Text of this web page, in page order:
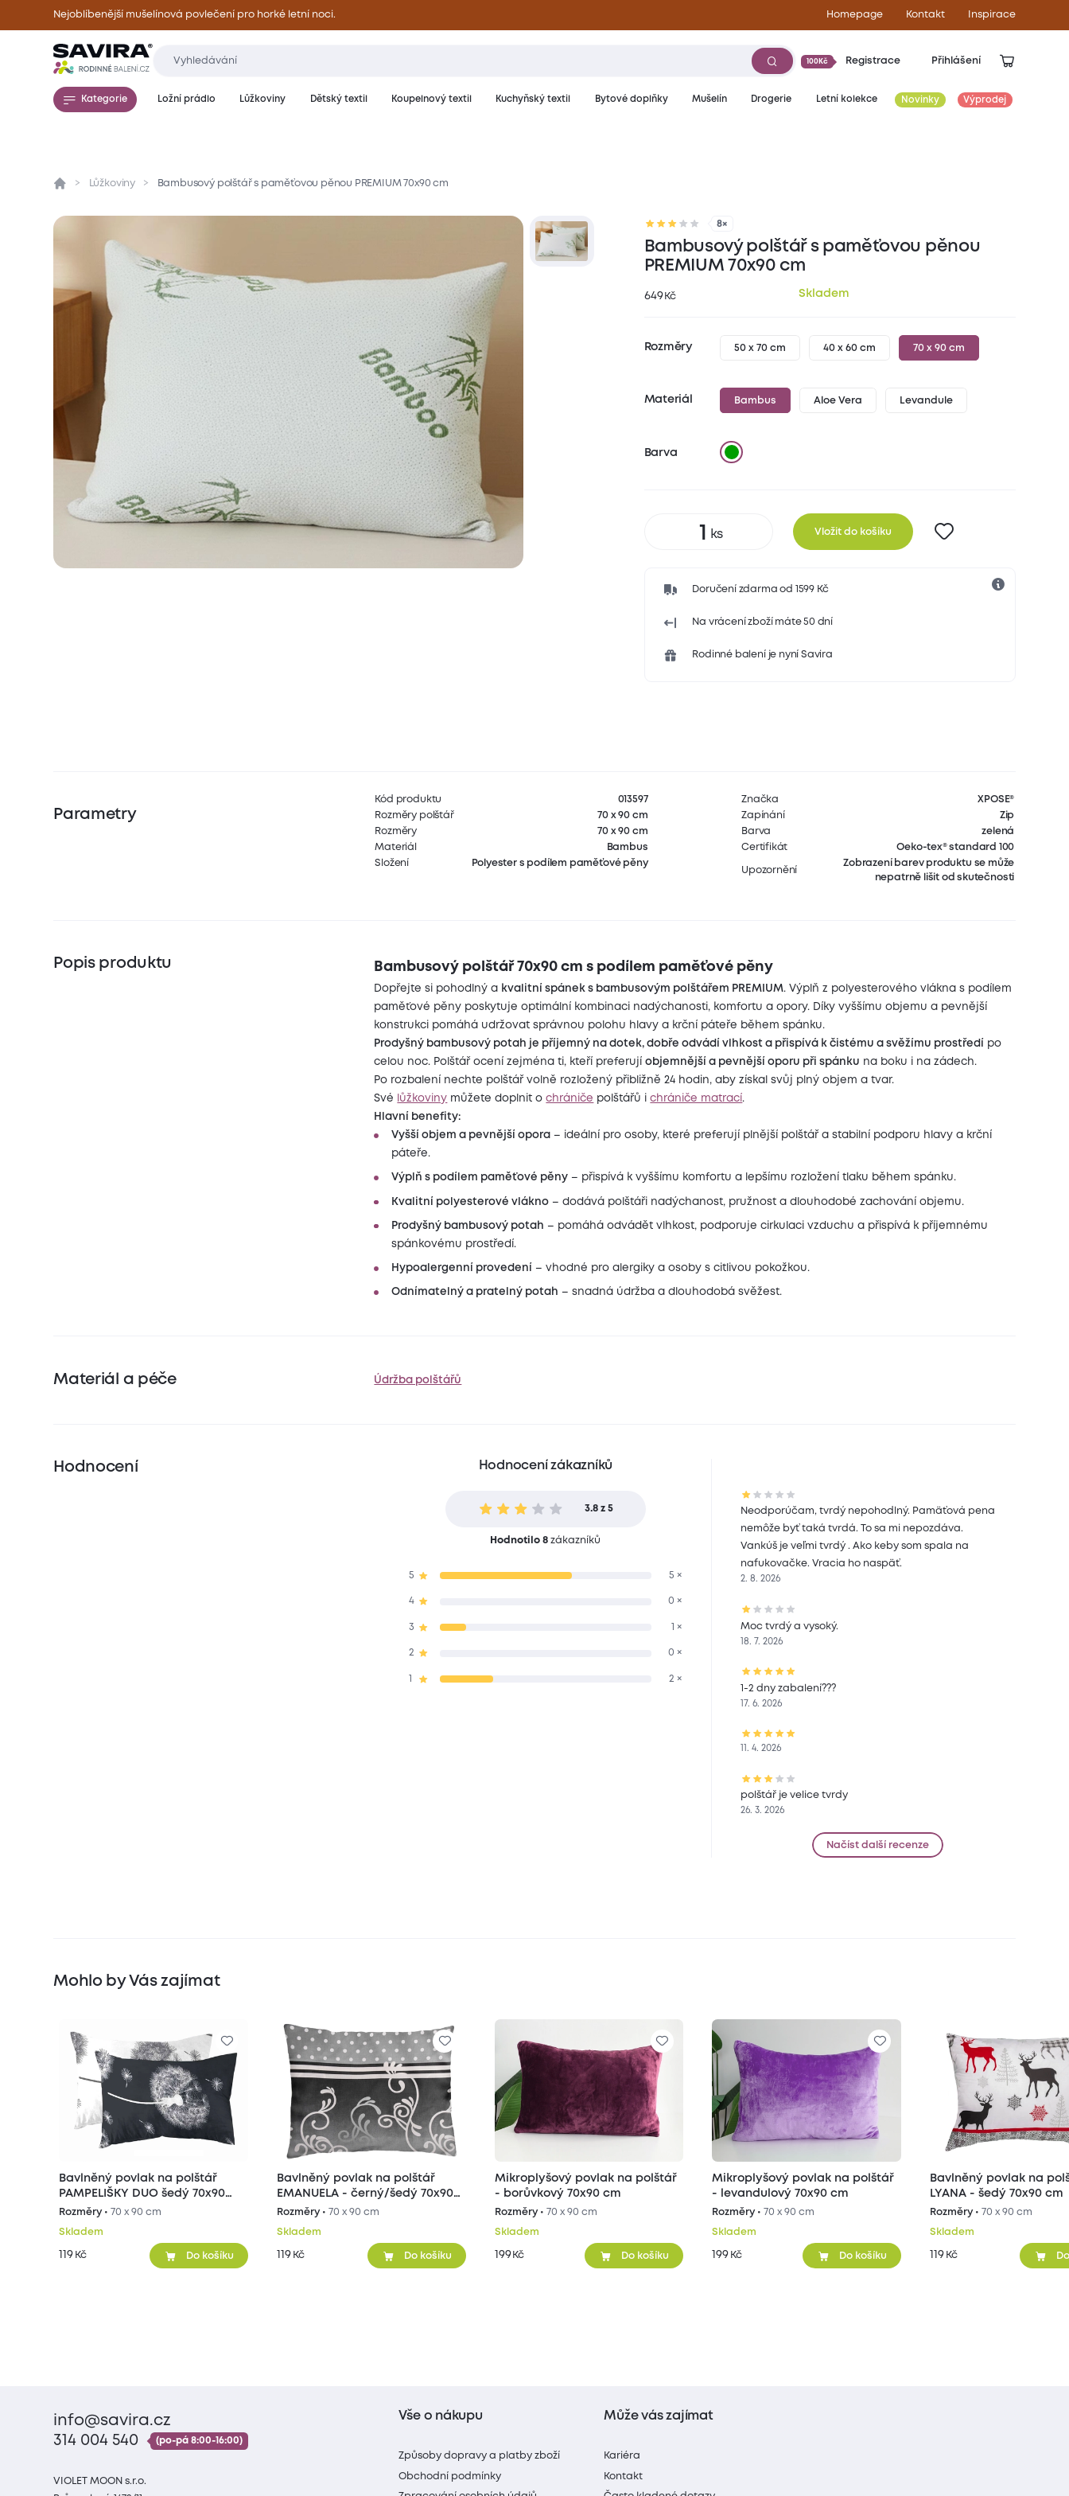
Nejoblíbenější mušelínová povlečení pro horké letní noci. Homepage Kontakt Inspirace
100Kč Registrace Přihlášení
Kategorie Ložní prádlo Lůžkoviny Dětský textil Koupelnový textil Kuchyňský textil Bytové doplňky Mušelín Drogerie Letní kolekce Novinky Výprodej
Přehled Parametry Popis produktu Materiál a péče Hodnocení
Lůžkoviny Bambusový polštář s paměťovou pěnou PREMIUM 70x90 cm
8×
Bambusový polštář s paměťovou pěnou
PREMIUM 70x90 cm
649 Kč Skladem
Rozměry 50 x 70 cm 40 x 60 cm 70 x 90 cm
Materiál Bambus Aloe Vera Levandule
Barva
Vložit do košíku
Doručení zdarma od 1599 Kč
Na vrácení zboží máte 50 dní
Rodinné balení je nyní Savira
Parametry
Kód produktu
013597
Rozměry polštář
70 x 90 cm
Rozměry
70 x 90 cm
Materiál
Bambus
Složení
Polyester s podílem paměťové pěny
Značka
XPOSE®
Zapínání
Zip
Barva
zelená
Certifikát
Oeko-tex® standard 100
Upozornění
Zobrazení barev produktu se může
nepatrně lišit od skutečnosti
Popis produktu Bambusový polštář 70x90 cm s podílem paměťové pěny
Dopřejte si pohodlný a kvalitní spánek s bambusovým polštářem PREMIUM. Výplň z polyesterového vlákna s podílem
paměťové pěny poskytuje optimální kombinaci nadýchanosti, komfortu a opory. Díky vyššímu objemu a pevnější
konstrukci pomáhá udržovat správnou polohu hlavy a krční páteře během spánku.
Prodyšný bambusový potah je příjemný na dotek, dobře odvádí vlhkost a přispívá k čistému a svěžímu prostředí
po
celou noc. Polštář ocení zejména ti, kteří preferujíobjemnější a pevnější oporu při spánku na boku i na zádech.
Po rozbalení nechte polštář volně rozložený přibližně 24 hodin, aby získal svůj plný objem a tvar.
Své
lůžkoviny můžete doplnit ochrániče polštářů ichrániče matrací .
Hlavní benefity:
Vyšší objem a pevnější opora – ideální pro osoby, které preferují plnější polštář a stabilní podporu hlavy a krční
páteře.
Výplň s podílem paměťové pěny– přispívá k vyššímu komfortu a lepšímu rozložení tlaku během spánku.
Kvalitní polyesterové vlákno– dodává polštáři nadýchanost, pružnost a dlouhodobé zachování objemu.
Prodyšný bambusový potah – pomáhá odvádět vlhkost, podporuje cirkulaci vzduchu a přispívá k příjemnému
spánkovému prostředí.
Hypoalergenní provedení – vhodné pro alergiky a osoby s citlivou pokožkou.
Odnímatelný a pratelný potah – snadná údržba a dlouhodobá svěžest.
Materiál a péče Údržba polštářů
Hodnocení Hodnocení zákazníků
3.8 z 5
Hodnotilo 8 zákazníků
5 5 ×
4 0 ×
3 1 ×
2 0 ×
2 ×
Neodporúčam, tvrdý nepohodlný. Pamäťová pena
nemôže byť taká tvrdá. To sa mi nepozdáva.
Vankúš je veľmi tvrdý . Ako keby som spala na
nafukovačke. Vracia ho naspäť.
2. 8. 2026
Moc tvrdý a vysoký.
18. 7. 2026
1-2 dny zabalení???
17. 6. 2026
11. 4. 2026
polštář je velice tvrdy
26. 3. 2026
Načíst další recenze
Mohlo by Vás zajímat
Bavlněný povlak na polštář
PAMPELIŠKY DUO šedý 70x90
cm
Rozměry • 70 x 90 cm
Skladem
119 Kč Do košíku
Bavlněný povlak na polštář
EMANUELA - černý/šedý 70x90
cm
Rozměry • 70 x 90 cm
Skladem
119 Kč Do košíku
Mikroplyšový povlak na polštář
- borůvkový 70x90 cm
Rozměry • 70 x 90 cm
Skladem
199 Kč Do košíku
Mikroplyšový povlak na polštář
- levandulový 70x90 cm
Rozměry • 70 x 90 cm
Skladem
199 Kč Do košíku
Bavlněný povlak na
LYANA - šedý 70x90 cm
Rozměry • 70 x 90 cm
Skladem
119 Kč
info@savira.cz
314 004 540
(po-pá 8:00-16:00)
VIOLET MOON s.r.o.
Vše o nákupu
Způsoby dopravy a platby zboží
Obchodní podmínky
Může vás zajímat
Kariéra
Kontakt